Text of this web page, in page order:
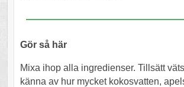
Gör så här
Mixa ihop alla ingredienser. Tillsätt
känna av hur mycket kokosvatten,